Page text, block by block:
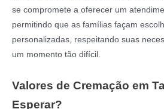
se compromete a oferecer um
permitindo que as famílias façam
personalizadas, respeitando suas
um momento tão difícil.
Valores de Cremação em
Esperar?